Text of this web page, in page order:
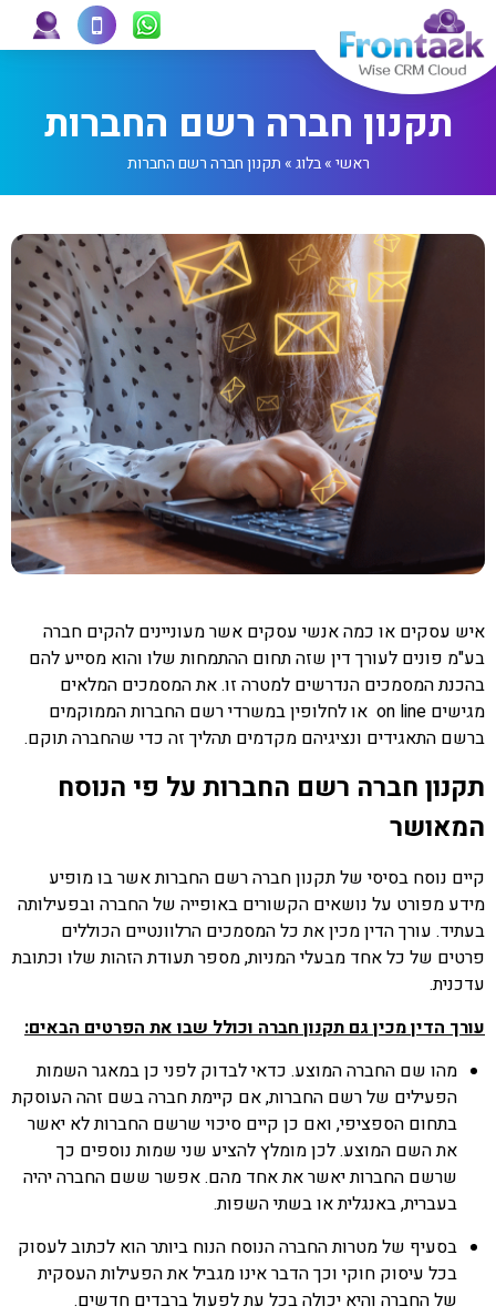
תקנון חברה רשם החברות
ראשי»בלוג» תקנון חברה רשם החברות
איש עסקים או כמה אנשי עסקים אשר מעוניינים להקים חברה
בע"מ פונים לעורך דין שזה תחום ההתמחות שלו והוא מסייע להם
בהכנת המסמכים הנדרשים למטרה זו. את המסמכים המלאים
מגישים on line או לחלופין במשרדי רשם החברות הממוקמים
ברשם התאגידים ונציגיהם מקדמים תהליך זה כדי שהחברה תוקם.
תקנון חברה רשם החברות על פי הנוסח
המאושר
קיים נוסח בסיסי של תקנון חברה רשם החברות אשר בו מופיע
מידע מפורט על נושאים הקשורים באופייה של החברה ובפעילותה
בעתיד. עורך הדין מכין את כל המסמכים הרלוונטיים הכוללים
פרטים של כל אחד מבעלי המניות, מספר תעודת הזהות שלו וכתובת
עדכנית.
עורך הדין מכין גם תקנון חברה וכולל שבו את הפרטים הבאים:
מהו שם החברה המוצע. כדאי לבדוק לפני כן במאגר השמות
הפעילים של רשם החברות, אם קיימת חברה בשם זהה העוסקת
בתחום הספציפי, ואם כן קיים סיכוי שרשם החברות לא יאשר
את השם המוצע. לכן מומלץ להציע שני שמות נוספים כך
שרשם החברות יאשר את אחד מהם. אפשר ששם החברה יהיה
בעברית, באנגלית או בשתי השפות.
בסעיף של מטרות החברה הנוסח הנוח ביותר הוא לכתוב לעסוק
בכל עיסוק חוקי וכך הדבר אינו מגביל את הפעילות העסקית
של החברה והיא יכולה בכל עת לפעול ברבדים חדשים.